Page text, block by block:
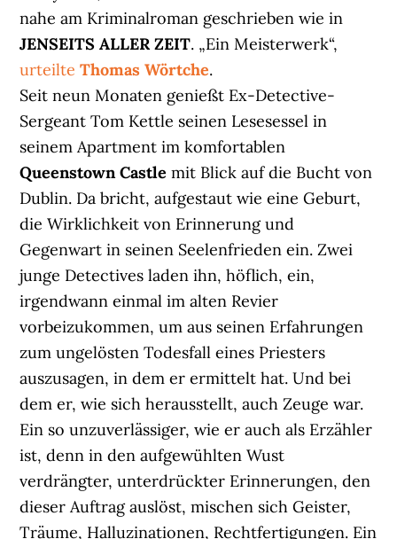
nahe am Kriminalroman geschrieben wie in
JENSEITS ALLER ZEIT. „Ein Meisterwerk“,
urteilteThomas Wörtche.
Seit neun Monaten genießt Ex-Detective-
Sergeant Tom Kettle seinen Lesesessel in
seinem Apartment im komfortablen
Queenstown Castle mit Blick auf die Bucht von
Dublin. Da bricht, aufgestaut wie eine Geburt,
die Wirklichkeit von Erinnerung und
Gegenwart in seinen Seelenfrieden ein. Zwei
junge Detectives laden ihn, höflich, ein,
irgendwann einmal im alten Revier
vorbeizukommen, um aus seinen Erfahrungen
zum ungelösten Todesfall eines Priesters
auszusagen, in dem er ermittelt hat. Und bei
dem er, wie sich herausstellt, auch Zeuge war.
Ein so unzuverlässiger, wie er auch als Erzähler
ist, denn in den aufgewühlten Wust
verdrängter, unterdrückter Erinnerungen, den
dieser Auftrag auslöst, mischen sich Geister,
Träume, Halluzinationen, Rechtfertigungen. Ein